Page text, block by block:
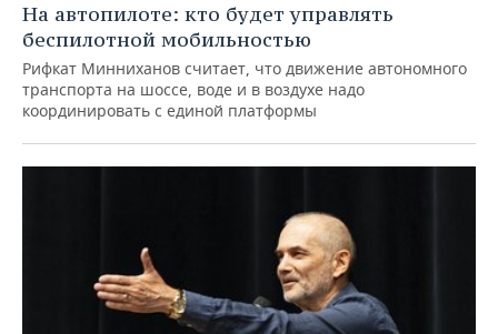
На автопилоте: кто будет управлять
беспилотной мобильностью
Рифкат Минниханов считает, что движение автономного
транспорта на шоссе, воде и в воздухе надо
координировать с единой платформы